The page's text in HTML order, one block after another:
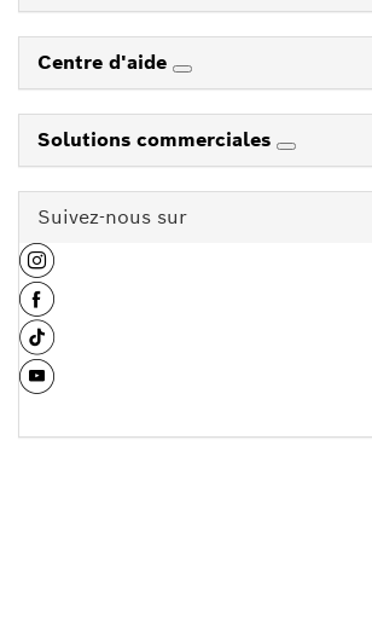
Centre d'aide
Solutions commerciales
Suivez-nous sur